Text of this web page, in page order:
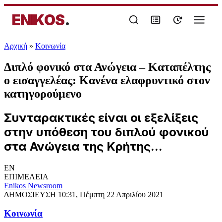
ENIKOS.
Αρχική » Κοινωνία
Διπλό φονικό στα Ανώγεια – Καταπέλτης
ο εισαγγελέας: Κανένα ελαφρυντικό στον
κατηγορούμενο
Συνταρακτικές είναι οι εξελίξεις
στην υπόθεση του διπλού φονικού
στα Ανώγεια της Κρήτης...
EN
ΕΠΙΜΕΛΕΙΑ
Enikos Newsroom
ΔΗΜΟΣΙΕΥΣΗ 10:31, Πέμπτη 22 Απριλίου 2021
Κοινωνία